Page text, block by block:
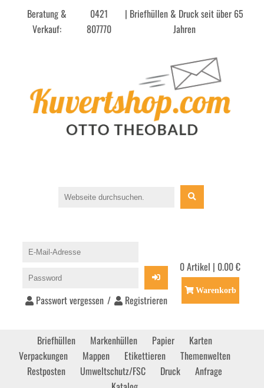
Beratung &
Verkauf:
0421
807770
| Briefhüllen & Druck seit über 65
Jahren
Passwort vergessen / Registrieren
0 Artikel | 0.00 €
Warenkorb
Briefhüllen Markenhüllen Papier
Karten
Verpackungen
Mappen Etikettieren
Themenwelten
Restposten
Umweltschutz/FSC Druck
Anfrage